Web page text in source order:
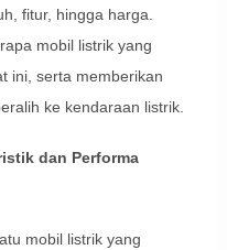
fitur, hingga harga.
mobil listrik yang
ini, serta memberikan
ke kendaraan listrik.
dan Performa
mobil listrik yang